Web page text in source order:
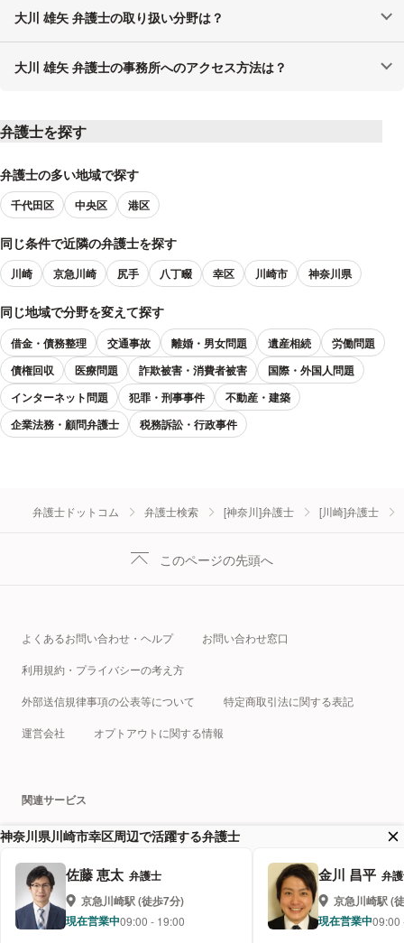
神奈川県川崎市幸区周辺で活躍する弁護士
佐藤 恵太 弁護士
京急川崎駅 (徒歩7分)
現在営業中受付時間
09:00 - 19:00
金川 昌平 弁
京急川崎駅 (
現在営業中受付
09:00
大川 雄矢 弁護士の取り扱い分野は？
大川 雄矢 弁護士の事務所へのアクセス方法は？
弁護士を探す
弁護士の多い地域で探す
千代田区 中央区 港区
同じ条件で近隣の弁護士を探す
川崎 京急川崎 尻手 八丁畷 幸区 川崎市 神奈川県
同じ地域で分野を変えて探す
借金・債務整理 交通事故 離婚・男女問題 遺産相続
労働問題
債権回収
医療問題 詐欺被害・消費者被害
国際・外国人問題
インターネット問題
犯罪・刑事事件
不動産・建築
企業法務・顧問弁護士
税務訴訟・行政事件
弁護士ドットコム 弁護士検索 [神奈川]弁護士 [川崎]弁護士
このページの先頭へ
よくあるお問い合わせ・ヘルプ お問い合わせ窓口
利用規約・プライバシーの考え方
外部送信規律事項の公表等について 特定商取引法に関する表記
運営会社 オプトアウトに関する情報
関連サービス
税理士ドットコム クラウドサイン
弁護士ドットコムキャリア プロフェッショナルテック総研
相続弁護士 ドットコム 企業法務弁護士 ドットコム
離婚弁護士 ドットコム みんなの法律相談まとめアーカイブ